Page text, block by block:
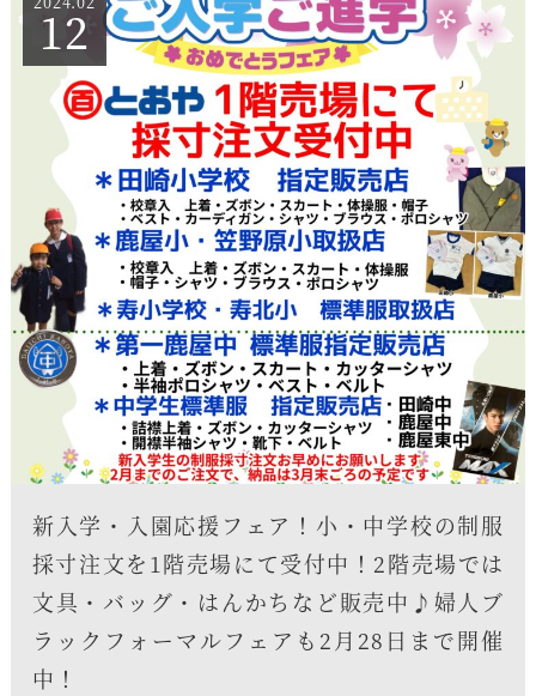
12
新入学・入園応援フェア！小・中学校の制服
採寸注文を1階売場にて受付中！2階売場では
文具・バッグ・はんかちなど販売中♪婦人ブ
ラックフォーマルフェアも2月28日まで開催
中！